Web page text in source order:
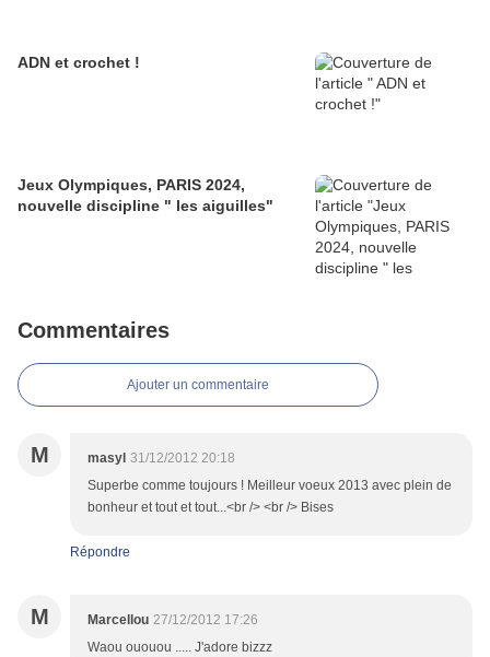
ADN et crochet !
Jeux Olympiques, PARIS 2024,
nouvelle discipline " les aiguilles"
Commentaires
Ajouter un commentaire
M masyl 31/12/2012 20:18
Superbe comme toujours ! Meilleur voeux 2013 avec plein de
bonheur et tout et tout...<br /> <br /> Bises
Répondre
M Marcellou 27/12/2012 17:26
Waou ououou ..... J'adore bizzz